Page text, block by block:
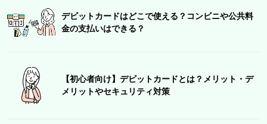
デビットカードはどこで使える？コンビニや公共料
金の支払いはできる？
【初心者向け】デビットカードとは？メリット・デ
メリットやセキュリティ対策